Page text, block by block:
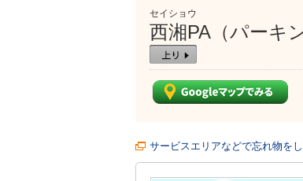
セイショウ
西湘PA（パーキ
サービスエリアなどで忘れ物を